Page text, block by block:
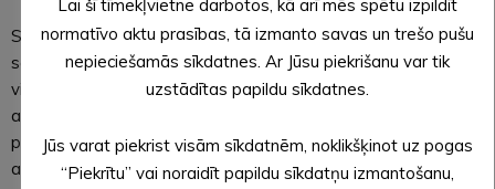
Sabiedrisko pakalpojumu regulatora apstiprinātais tarifs par
sadzīves atkritumu apglabāšanu poligonā “AP Kaudzītes” ir
viena no sastāvdaļām, kas veido maksu par sadzīves
atkritumu apsaimniekošanu. Līdz ar poligona tarifa
pieaugumu jāpalielinās arī sadzīves atkritumu
apsaimniekošanas maksai.
Lai šī tīmekļvietne darbotos, kā arī mēs spētu izpildīt
normatīvo aktu prasības, tā izmanto savas un trešo pušu
nepieciešamās sīkdatnes. Ar Jūsu piekrišanu var tik
uzstādītas papildu sīkdatnes.
Jūs varat piekrist visām sīkdatnēm, noklikšķinot uz pogas
“Piekrītu” vai noraidīt papildu sīkdatņu izmantošanu,